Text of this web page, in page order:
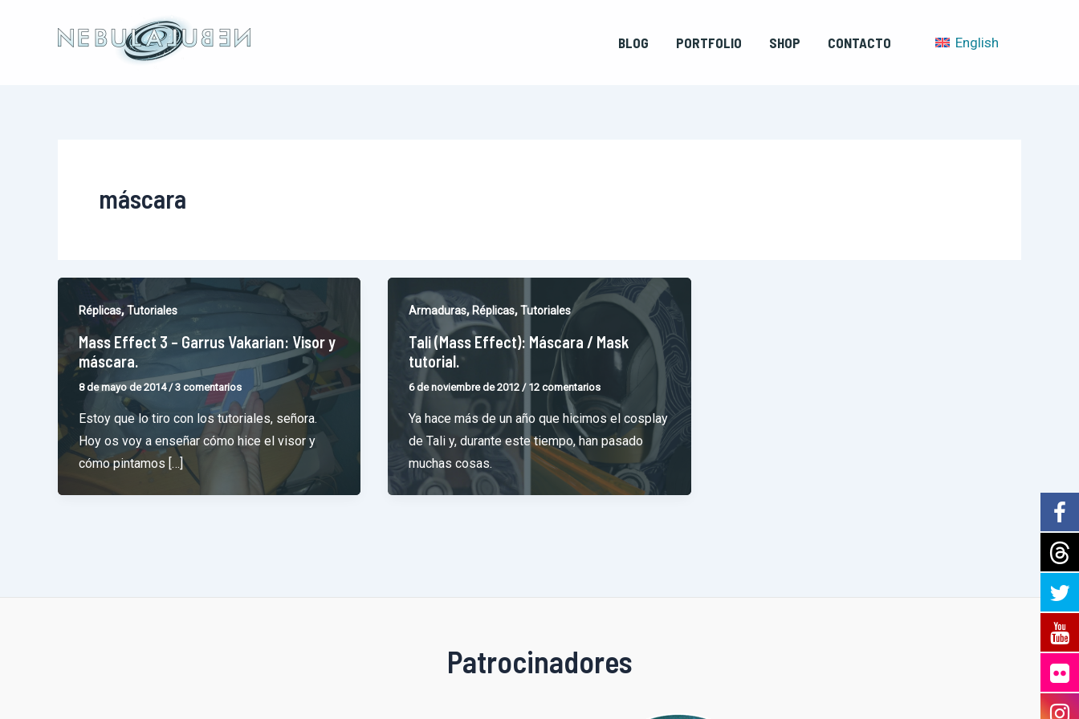
BLOG PORTFOLIO SHOP CONTACTO English
máscara
Réplicas,Tutoriales
Mass Effect 3 – Garrus Vakarian: Visor y
máscara.
8 de mayo de 2014/3 comentarios
Estoy que lo tiro con los tutoriales, señora.
Hoy os voy a enseñar cómo hice el visor y
cómo pintamos […]
Armaduras, Réplicas,Tutoriales
Tali (Mass Effect): Máscara / Mask
tutorial.
6 de noviembre de 2012 / 12 comentarios
Ya hace más de un año que hicimos el cosplay
de Tali y, durante este tiempo, han pasado
muchas cosas.
Patrocinadores